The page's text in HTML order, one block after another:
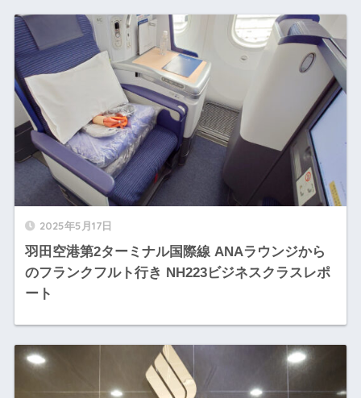
2025年5月17日
羽田空港第2ターミナル国際線 ANAラウンジから
のフランクフルト行き NH223ビジネスクラスレポ
ート